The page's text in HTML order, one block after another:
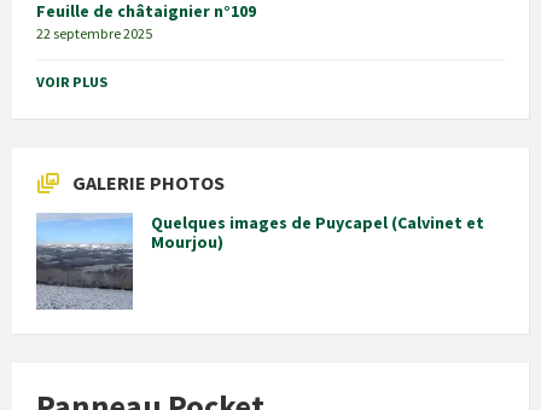
Feuille de châtaignier n°109
22 septembre 2025
VOIR PLUS
GALERIE PHOTOS
Quelques images de Puycapel (Calvinet et
Mourjou)